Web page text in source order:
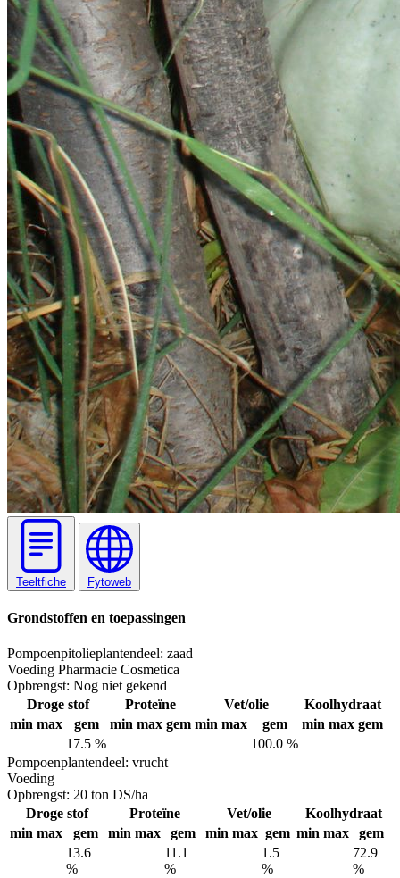
Teeltfiche Fytoweb
Grondstoffen en toepassingen
Pompoenpitolieplantendeel: zaad
Voeding Pharmacie Cosmetica
Opbrengst: Nog niet gekend
Droge stof
Proteïne Vet/olie
Koolhydraat
min max gem min max gem min max gem min max gem
17.5 %
100.0 %
Pompoenplantendeel: vrucht
Voeding
Opbrengst: 20 ton DS/ha
Droge stof
Proteïne Vet/olie
Koolhydraat
min max gem min max gem min max gem min max
gem
13.6
%
11.1
%
1.5
%
72.9
%